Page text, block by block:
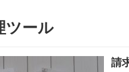
ツール
請